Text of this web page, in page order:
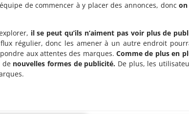
de commencer à y placer des annonces, donc
il se peut qu’ils n’aiment pas voir plus de
régulier, donc les amener à un autre endroit
aux attentes des marques.Comme de plus en
de nouvelles formes de publicité. De plus, les